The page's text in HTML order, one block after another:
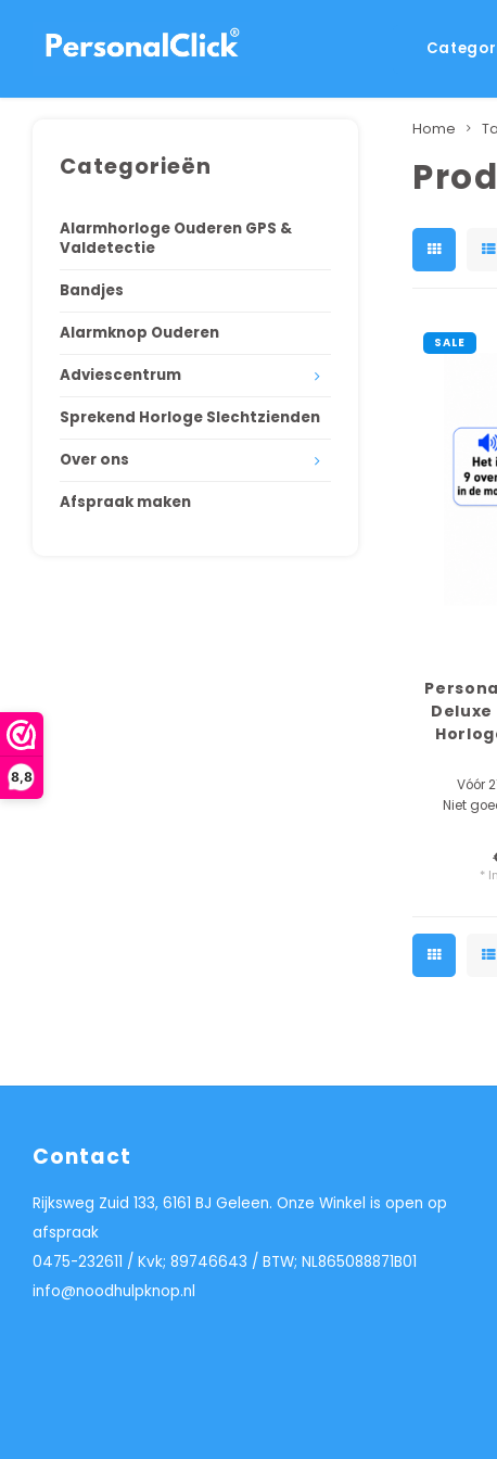
8,8
Categorieën
Alarmhorloge Ouderen GPS &
Valdetectie
Bandjes
Alarmknop Ouderen
Adviescentrum
Sprekend Horloge Slechtzienden
Over ons
Afspraak maken
Home
SALE
Blinden
Vóór
Niet
*
Contact
Rijksweg Zuid 133, 6161 BJ Geleen. Onze Winkel is open op
afspraak
0475-232611 / Kvk; 89746643 / BTW; NL865088871B01
info@noodhulpknop.nl